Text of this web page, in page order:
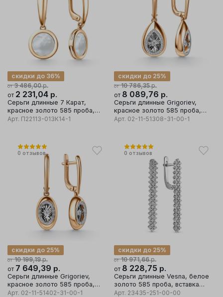
от 3 486,00р.
скидки до 36%
от 2 231,04 р.
Серьги длинные 7 Карат,
красное золото 585 проба,
вставка перламутр
Арт. П22113-013К14-1
от 10 786,35р.
скидки до 25%
от 8 089,76 р.
Серьги длинные Grigoriev,
красное золото 585 проба,
вставка бриллиант
Арт. 02-11-51308-31-00-1
0 отзывов
от 10 199,19р.
скидки до 25%
от 7 649,39 р.
Серьги длинные Grigoriev,
красное золото 585 проба,
вставка бриллиант
Арт. 02-11-51402-31-00-1
0 отзывов
от 10 971,66р.
скидки до 25%
от 8 228,75 р.
Серьги длинные Vesna, белое
золото 585 проба, вставка
бриллиант
Арт. 23435-251-00-00